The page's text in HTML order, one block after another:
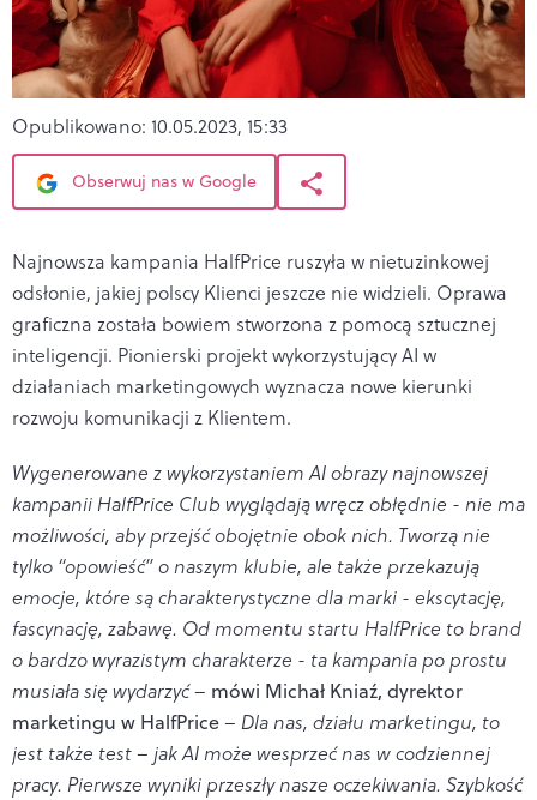
Opublikowano: 10.05.2023, 15:33
Obserwuj nas w Google
Najnowsza kampania HalfPrice ruszyła w nietuzinkowej
odsłonie, jakiej polscy Klienci jeszcze nie widzieli. Oprawa
graficzna została bowiem stworzona z pomocą sztucznej
inteligencji. Pionierski projekt wykorzystujący AI w
działaniach marketingowych wyznacza nowe kierunki
rozwoju komunikacji z Klientem.
Wygenerowane z wykorzystaniem AI obrazy najnowszej
kampanii HalfPrice Club wyglądają wręcz obłędnie - nie ma
możliwości, aby przejść obojętnie obok nich. Tworzą nie
tylko “opowieść” o naszym klubie, ale także przekazują
emocje, które są charakterystyczne dla marki - ekscytację,
fascynację, zabawę. Od momentu startu HalfPrice to brand
o bardzo wyrazistym charakterze - ta kampania po prostu
musiała się wydarzyć– mówi Michał Kniaź, dyrektor
marketingu w HalfPrice– Dla nas, działu marketingu, to
jest także test – jak AI może wesprzeć nas w codziennej
pracy. Pierwsze wyniki przeszły nasze oczekiwania. Szybkość